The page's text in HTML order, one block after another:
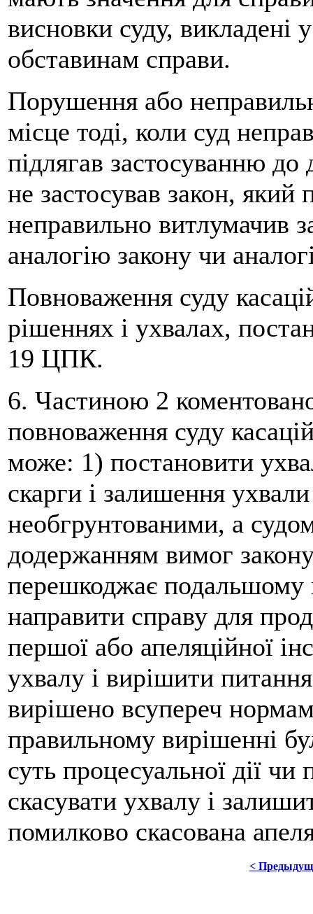
висновки суду, викладені
обставинам справи.
Порушення або
місце тоді, коли суд
підлягав застосуванню
не застосував закон, який
неправильно витлумачив
аналогію закону чи
Повноваження суду
рішеннях і ухвалах,
19 ЦПК.
6. Частиною 2
повноваження суду
може: 1) постановити
скарги і залишення
необгрунтованими, а
додержанням вимог
перешкоджає подальшому
направити справу для
першої або апеляційної
ухвалу і вирішити
вирішено всупереч
правильному вирішенні
суть процесуальної дії чи
скасувати ухвалу і
помилково скасована
<